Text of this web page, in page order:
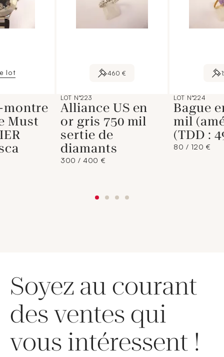
lot
montre
Must
460 €
LOT N°223
Alliance US en
or gris 750 mil
sertie de
diamants
300 / 400 €
LOT N°224
Bague
mil
(TDD :
80 / 120 €
Soyez au courant
des ventes qui
vous intéressent !